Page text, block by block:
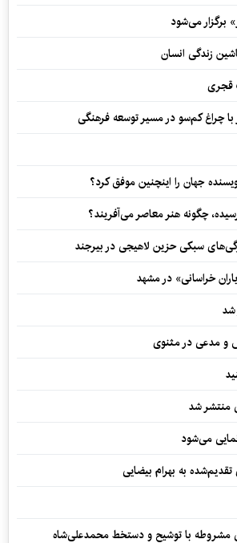
برگزار می‌شود
زندگی انسان
قجری
با چراغ کم‌سو در مسیر توسعه فرهنگی
جهان را اینچنین موفق کرد؟
چگونه هنر معاصر می‌آفریند؟
سبکی حزین لاهیجی در بیرجند
خراسانی» در مشهد
و مدعی در مثنوی
منتشر شد
می‌شود
تقدیم‌شده به بهرام بیضایی
مشروطه با توشیح و دستخط محمدعلی‌شاه